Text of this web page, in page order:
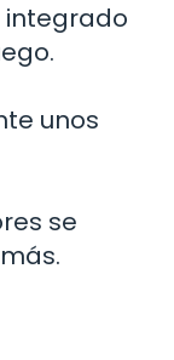
integrado
unos
se